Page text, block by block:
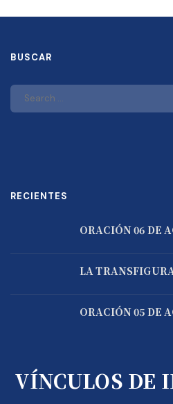
BUSCAR
RECIENTES
ORACIÓN 06 DE
LA
ORACIÓN 05 DE
VÍNCULOS DE